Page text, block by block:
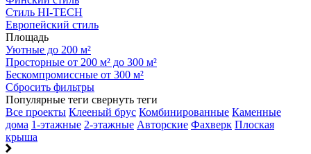
Стиль HI-TECH
Европейский стиль
Площадь
Уютные до 200 м²
Просторные от 200 м² до 300 м²
Бескомпромиссные от 300 м²
Сбросить фильтры
Популярные теги свернуть теги
Все проекты Клееный брус Комбинированные Каменные
дома 1-этажные 2-этажные Авторские Фахверк Плоская
крыша